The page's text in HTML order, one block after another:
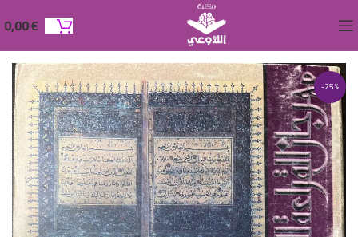
0,00€
-25%